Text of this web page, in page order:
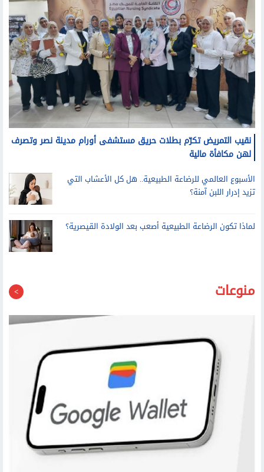
نقيب التمريض تكرّم بطلات حريق مستشفى أورام مدينة نصر وتصرف
لهن مكافأة مالية
تزيد إدرار اللبن آمنة؟
منوعات